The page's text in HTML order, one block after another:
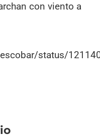
con viento a
status/